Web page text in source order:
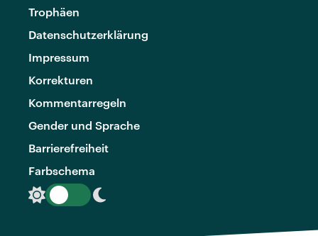
Trophäen
Datenschutzerklärung
Impressum
Korrekturen
Kommentarregeln
Gender und Sprache
Barrierefreiheit
Farbschema